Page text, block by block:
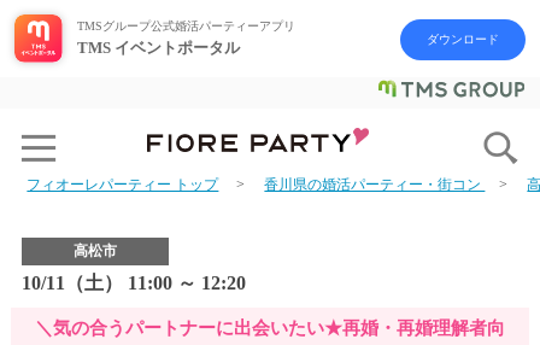
TMSグループ公式婚活パーティーアプリ
TMS イベントポータル ダウンロード
フィオーレパーティー トップ 香川県の婚活パーティー・街コン
高松市
10/11（土） 11:00 ～ 12:20
＼気の合うパートナーに出会いたい★再婚・再婚理解者向